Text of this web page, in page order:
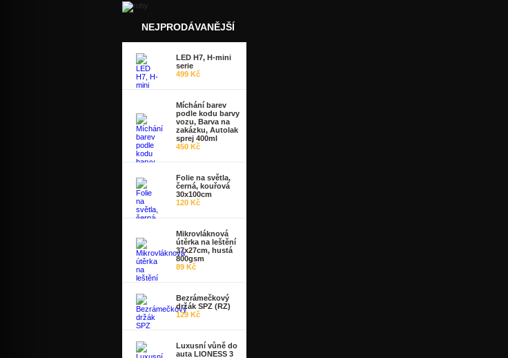
NEJPRODÁVANĚJŠÍ
LED H7, H-mini
serie
499 Kč
Míchání barev
podle kodu barvy
vozu, Barva na
zakázku, Autolak
sprej 400ml
450 Kč
Folie na světla,
černá, kouřová
30x100cm
120 Kč
Mikrovláknová
útěrka na leštění
37x27cm, hustá
800gsm
89 Kč
Bezrámečkový
držák SPZ (RZ)
129 Kč
Luxusní vůně do
auta LIONESS 3